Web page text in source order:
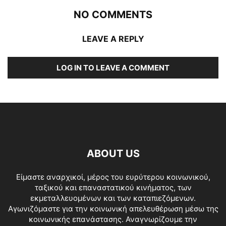
NO COMMENTS
LEAVE A REPLY
LOG IN TO LEAVE A COMMENT
ABOUT US
Είμαστε αναρχικοί, μέρος του ευρύτερου κοινωνικού,
ταξικού και επαναστατικού κινήματος, των
εκμεταλλευομένων και των καταπιεζόμενων.
Αγωνιζόμαστε για την κοινωνική απελευθέρωση μέσω της
κοινωνικής επανάστασης. Αναγνωρίζουμε την